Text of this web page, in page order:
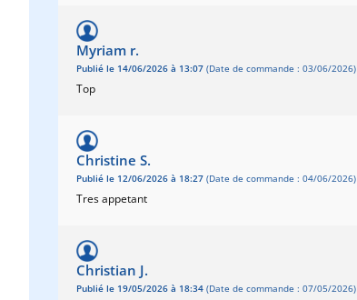
Myriam r.
Publié le 14/06/2026 à 13:07 (Date de commande : 03/06/2026)
Top
Christine S.
Publié le 12/06/2026 à 18:27 (Date de commande : 04/06/2026)
Tres appetant
Christian J.
Publié le 19/05/2026 à 18:34 (Date de commande : 07/05/2026)